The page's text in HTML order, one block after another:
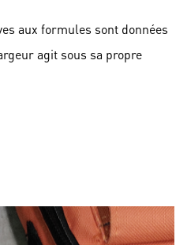
aux formules sont données
agit sous sa propre